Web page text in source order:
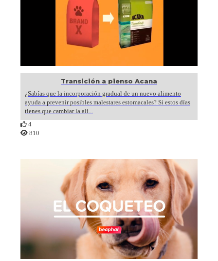
Transición a pienso Acana
¿Sabías que la incorporación gradual de un nuevo alimento
ayuda a prevenir posibles malestares estomacales? Si estos días
tienes que cambiar la ali...
4
810